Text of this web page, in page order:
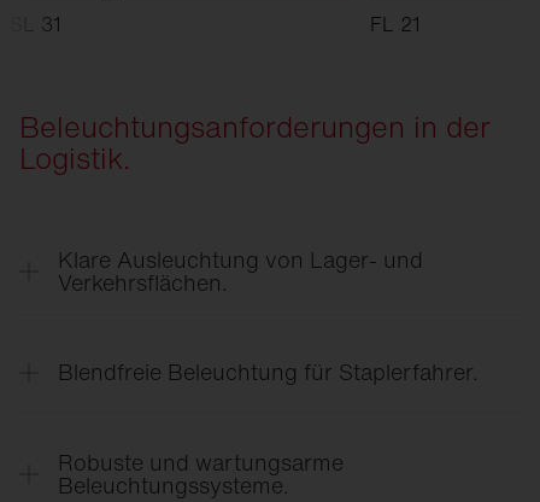
SL 31 FL 21
Beleuchtungsanforderungen in der
Logistik.
Klare Ausleuchtung von Lager- und
Verkehrsflächen.
gute Sicht in Gängen, an Regalen und auf
Verkehrswegen – für sichere Orientierung und
Blendfreie Beleuchtung für Staplerfahrer.
entlang der Fahrwege und verhindern störende
Blendung bei Blickrichtungen entlang langer
Robuste und wartungsarme
Beleuchtungssysteme.